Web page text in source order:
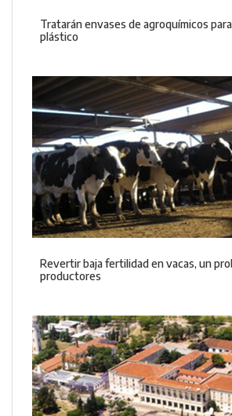
Tratarán envases de agroquímicos
plástico
Revertir baja fertilidad en vacas, un
productores